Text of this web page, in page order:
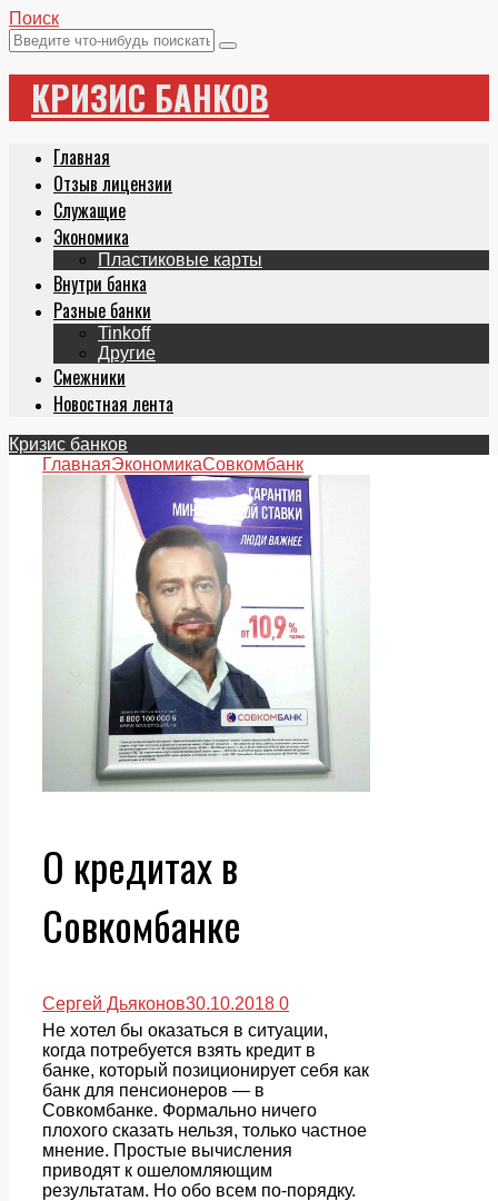
Поиск
КРИЗИС БАНКОВ
Главная
Отзыв лицензии
Служащие
Экономика
Пластиковые карты
Внутри банка
Разные банки
Tinkoff
Другие
Смежники
Новостная лента
Кризис банков
ГлавнаяЭкономикаСовкомбанк
О кредитах в
Совкомбанке
Сергей Дьяконов30.10.2018 0
Не хотел бы оказаться в ситуации,
когда потребуется взять кредит в
банке, который позиционирует себя как
банк для пенсионеров — в
Совкомбанке. Формально ничего
плохого сказать нельзя, только частное
мнение. Простые вычисления
приводят к ошеломляющим
результатам. Но обо всем по-порядку.